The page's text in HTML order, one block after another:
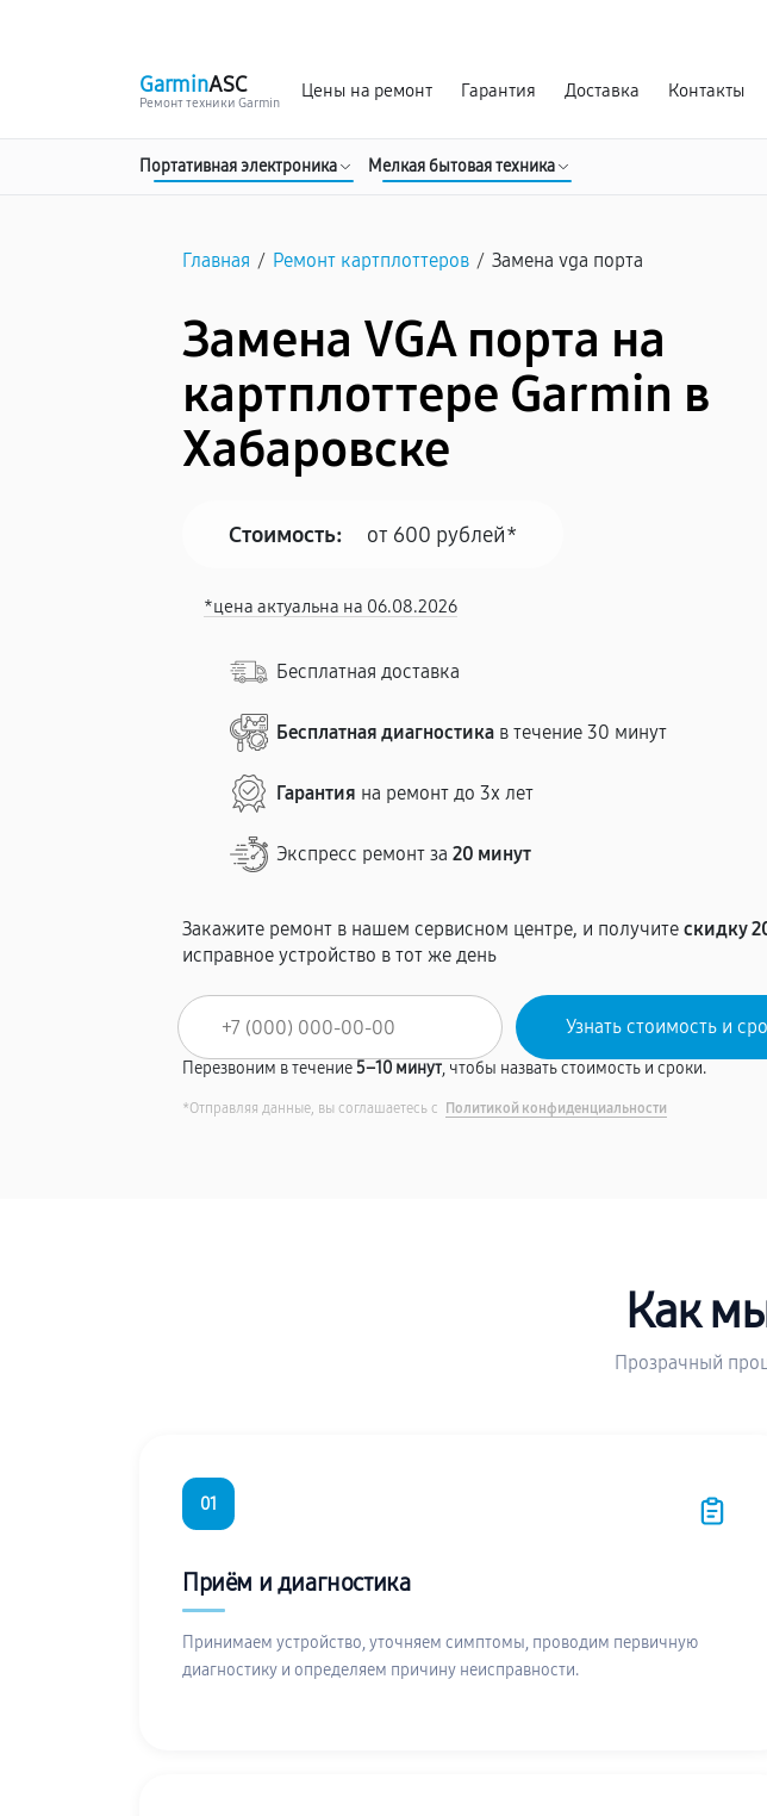
GarminASC
Ремонт техники Garmin
Цены на ремонт Гарантия Доставка Контакты
Портативная электроника Мелкая бытовая техника
Главная / Ремонт картплоттеров / Замена vga порта
Замена VGA порта на
картплоттере Garmin в
Хабаровске
Стоимость: от 600 рублей*
*цена актуальна на 06.08.2026
Бесплатная доставка
Бесплатная диагностика в течение 30 минут
Гарантия на ремонт до 3х лет
Экспресс ремонт за20 минут
Закажите ремонт в нашем сервисном центре, и получитескидку
исправное устройство в тот же день
Перезвоним в течение5–10 минут, чтобы назвать стоимость и сроки.
*Отправляя данные, вы соглашаетесь с Политикой конфиденциальности
Как
Прозрачный
01
Приём и диагностика
Принимаем устройство, уточняем симптомы, проводим первичную
диагностику и определяем причину неисправности.